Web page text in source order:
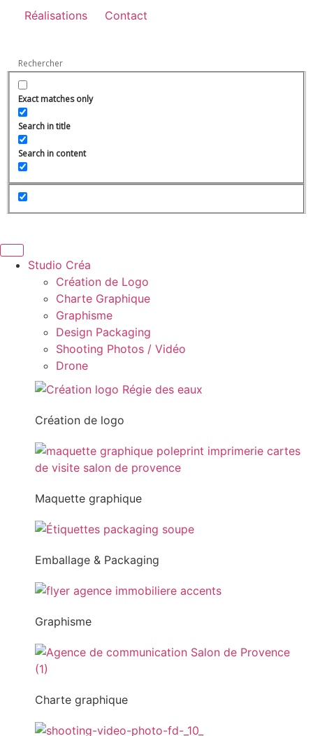
Réalisations Contact
Exact matches only
Search in title
Search in content
Studio Créa
Création de Logo
Charte Graphique
Graphisme
Design Packaging
Shooting Photos / Vidéo
Drone
Création de logo
Maquette graphique
Emballage & Packaging
Graphisme
Charte graphique